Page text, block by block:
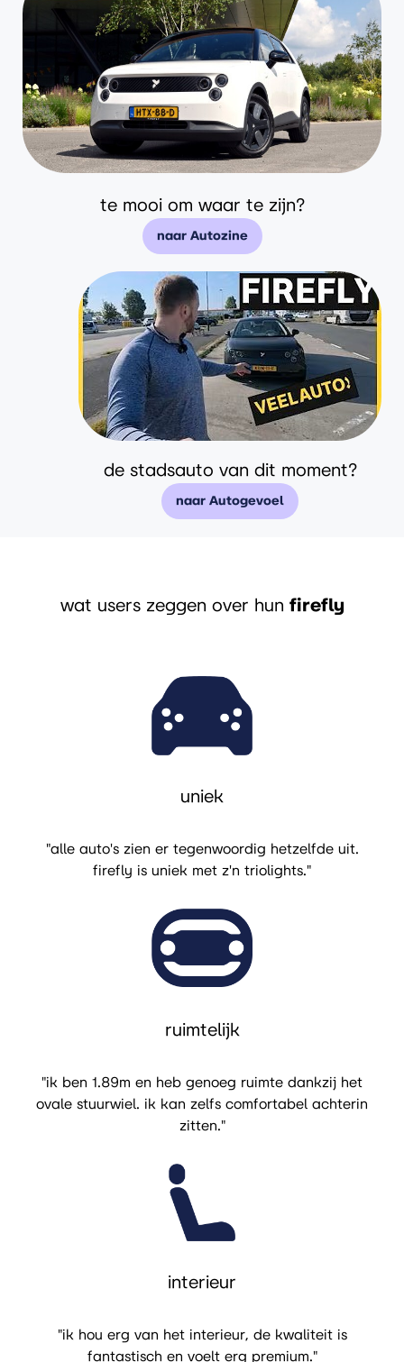
te mooi om waar te zijn?
naar Autozine
de stadsauto van dit moment?
naar Autogevoel
wat users zeggen over hun firefly
uniek
"alle auto's zien er tegenwoordig hetzelfde uit.
firefly is uniek met z'n triolights."
ruimtelijk
"ik ben 1.89m en heb genoeg ruimte dankzij het
ovale stuurwiel. ik kan zelfs comfortabel achterin
zitten."
interieur
"ik hou erg van het interieur, de kwaliteit is
fantastisch en voelt erg premium."